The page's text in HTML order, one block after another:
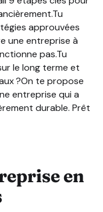
approuvées
une entreprise à
pas.Tu
le long terme et
?On te propose
entreprise qui a
durable. Prêt
en